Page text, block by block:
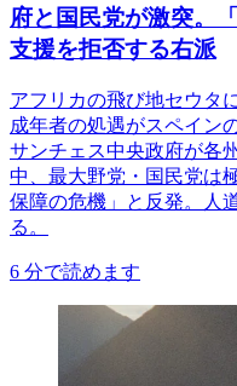
府と国民党が激突。
支援を拒否する右派
アフリカの飛び地セウタ
成年者の処遇がスペイン
サンチェス中央政府が各
中、最大野党・国民党は
保障の危機」と反発。人
る。
6 分で読めます